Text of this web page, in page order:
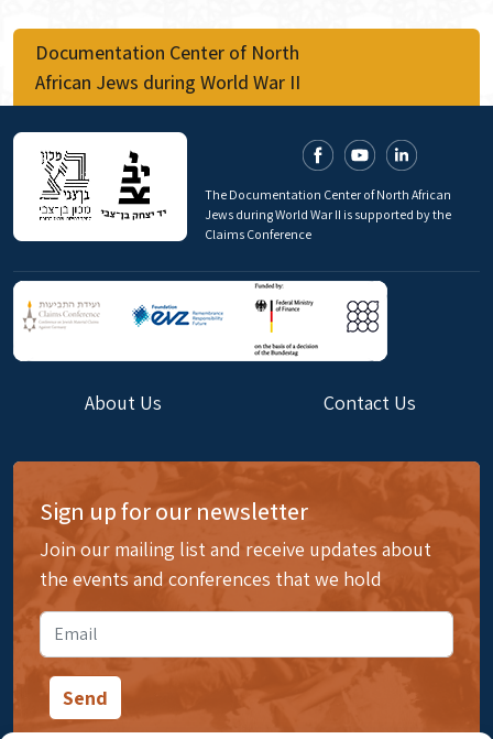
Documentation Center of North
African Jews during World War II
The Documentation Center of North African
Jews during World War II is supported by the
Claims Conference
About Us Contact Us
Sign up for our newsletter
Join our mailing list and receive updates about
the events and conferences that we hold